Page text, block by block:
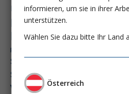
niereninsuffizienz
peg-
perioperative
pisces-studie
schluckstörung
septischer schock
vasopressortherapie
informieren, um sie in ihrer
unterstützen.
Wählen Sie dazu bitte Ihr Land
Österreich